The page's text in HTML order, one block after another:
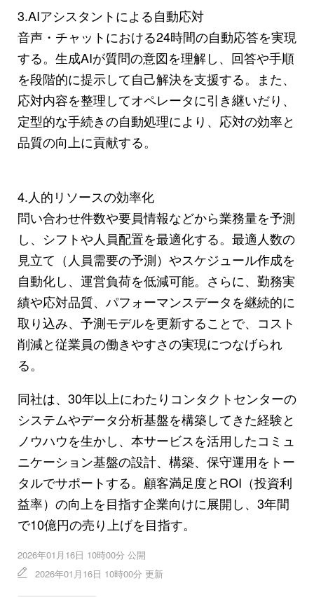
3.AIアシスタントによる自動応対
音声・チャットにおける24時間の自動応答を実現
する。生成AIが質問の意図を理解し、回答や手順
を段階的に提示して自己解決を支援する。また、
応対内容を整理してオペレータに引き継いだり、
定型的な手続きの自動処理により、応対の効率と
品質の向上に貢献する。
4.人的リソースの効率化
問い合わせ件数や要員情報などから業務量を予測
し、シフトや人員配置を最適化する。最適人数の
見立て（人員需要の予測）やスケジュール作成を
自動化し、運営負荷を低減可能。さらに、勤務実
績や応対品質、パフォーマンスデータを継続的に
取り込み、予測モデルを更新することで、コスト
削減と従業員の働きやすさの実現につなげられ
る。
同社は、30年以上にわたりコンタクトセンターの
システムやデータ分析基盤を構築してきた経験と
ノウハウを生かし、本サービスを活用したコミュ
ニケーション基盤の設計、構築、保守運用をトー
タルでサポートする。顧客満足度とROI（投資利
益率）の向上を目指す企業向けに展開し、3年間
で10億円の売り上げを目指す。
2026年01月16日 10時00分 公開
2026年01月16日 10時00分 更新